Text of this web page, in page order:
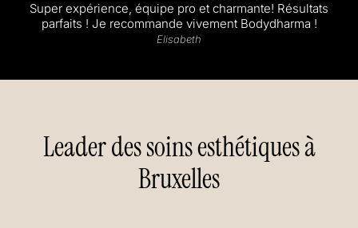
Super expérience, équipe pro et charmante! Résultats
parfaits ! Je recommande vivement Bodydharma !
Elisabeth
Leader des soins esthétiques à
Bruxelles